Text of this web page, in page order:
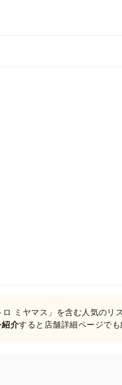
ミヤマス」を含む人気のリ
紹介すると店舗詳細ページでも